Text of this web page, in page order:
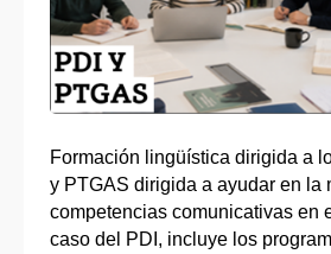
Formación lingüística dirigida a
y PTGAS dirigida a ayudar en la
competencias comunicativas en
caso del PDI, incluye los